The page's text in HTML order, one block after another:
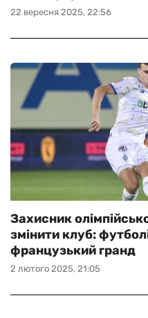
22 вересня 2025, 22:56
2 лютого 2025, 21:05
Захисник
змінити клуб:
французький гранд